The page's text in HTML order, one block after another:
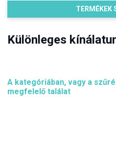
TERMÉKEK
Különleges
A kategóriában, vagy a
megfelelő találat